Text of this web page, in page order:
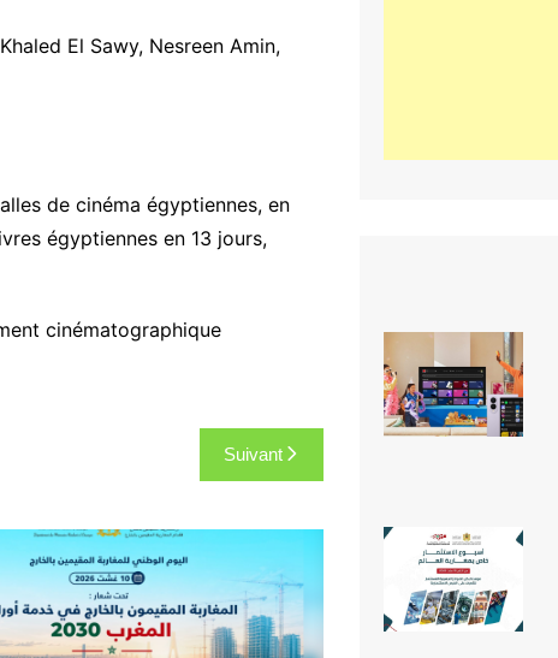
El Sawy, Nesreen Amin,
de cinéma égyptiennes, en
égyptiennes en 13 jours,
cinématographique
Suivant